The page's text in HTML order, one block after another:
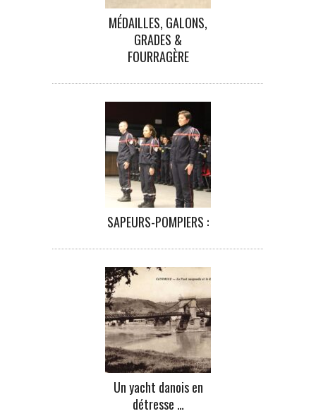
MÉDAILLES, GALONS,
GRADES &
FOURRAGÈRE
SAPEURS-POMPIERS :
Un yacht danois en
détresse …